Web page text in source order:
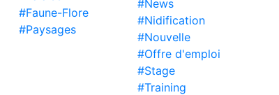
#Faune-Flore
#Paysages
#News
#Nidification
#Nouvelle
#Offre d'emploi
#Stage
#Training